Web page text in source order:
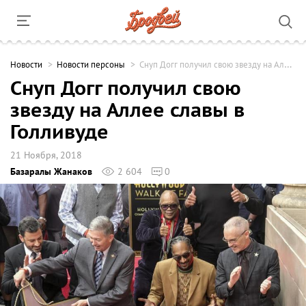
Новости Новости персоны Снуп Догг получил свою звезду на Аллее славы в Голливуде
Снуп Догг получил свою
звезду на Аллее славы в
Голливуде
21 Ноября, 2018
Базаралы Жанаков
2 604 0